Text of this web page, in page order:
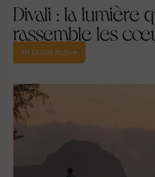
Divali : la lumière
rassemble les
EN SAVOIR PLUS